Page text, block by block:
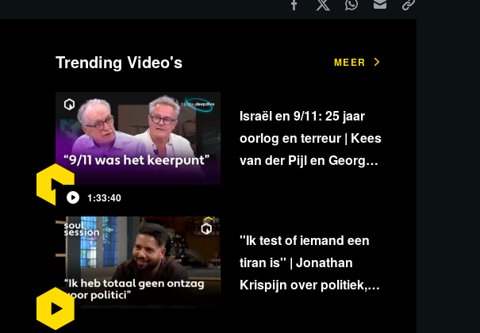
Trending Video's MEER
1:33:40
Israël en 9/11: 25 jaar
oorlog en terreur | Kees
van der Pijl en George
''Ik test of iemand een
tiran is'' | Jonathan
Krispijn over politiek,